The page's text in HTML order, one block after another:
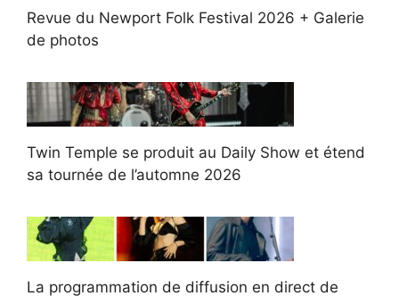
Revue du Newport Folk Festival 2026 + Galerie
de photos
Twin Temple se produit au Daily Show et étend
sa tournée de l’automne 2026
La programmation de diffusion en direct de